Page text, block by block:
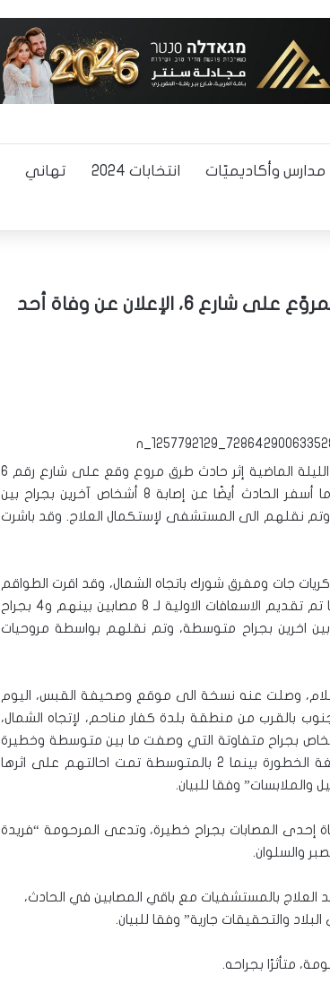
مدارس وأكاديميّات انتخابات 2024 تهاني
بعد وفاة المرحومة فريدة اغبارية في الحادث المروّع على شارع 6، الإعلان عن وفاة أحد
لقيت الشابة فريدة اغبارية (27 عامًا) من سكان أم الفحم حتفها، الليلة الماضية إثر حادث طرق مروع وقع على شارع رقم 6
بالقرب من كفارناحوم في الجنوب في المقطع بإتجاه الشمال، ما أسفر الحادث أيضًا عن إصابة 8 أشخاص آخرين بجراح بين
و5 و7 سنوات) بجراح خطيرة وتم نقلهم الى المستشفى لإستكمال العلاج. وقد باشرت
جات ومفرق شورك باتجاه الشمال، وقد اقرت الطواقم
الطبية في مكان الحادث وفاة شابة (30عاما) متأثرة بجراحها، وايضا تم تقديم الاسعافات الاولية لـ 8 مصابين بينهم و4 بجراح
سنوات) وايضا اربعة مصابين اخرين بجراح متوسطة، وتم نقلهم بواسطة مروحيات
وصلت عنه نسخة الى موقع وصحيفة القبس، اليوم
بالقرب من منطقة بلدة كفار مناحم، لإتجاه الشمال،
ما بين 6 مركبات خصوصية، ما أسفر عن إصابة 9 اشخاص بجراح متفاوتة التي وصفت ما بين متوسطة وخطيرة
وبما شمل 4 أطفال، حيث إن 2 من ضمنهم وصفت حالتهما ببالغة الخطورة بينما 2 بالمتوسطة تمت احالتهم على اثرها
والملابسات” وفقا للبيان.
المصابات بجراح خطيرة، وتدعى المرحومة “فريدة
العلاج بالمستشفيات مع باقي المصابين في الحادث،
والتحقيقات جارية” وفقا للبيان.
متأثرًا بجراحه.